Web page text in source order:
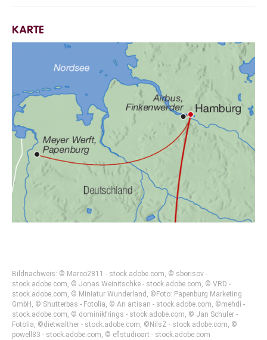
KARTE
Bildnachweis: © Marco2811 - stock.adobe.com, © sborisov -
stock.adobe.com, © Jonas Weinitschke - stock.adobe.com, © VRD -
stock.adobe.com, © Miniatur Wunderland, ©Foto: Papenburg Marketing
GmbH, © Shutterbas - Fotolia, © An artisan - stock.adobe.com, ©mehdi -
stock.adobe.com, © dominikfrings - stock.adobe.com, © Jan Schuler -
Fotolia, ©dietwalther - stock.adobe.com, ©NilsZ - stock.adobe.com, ©
powell83 - stock.adobe.com, © eflstudioart - stock.adobe.com